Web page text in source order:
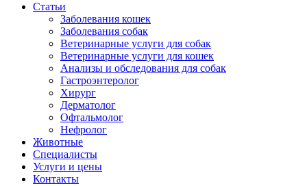
Статьи
Заболевания кошек
Заболевания собак
Ветеринарные услуги для собак
Ветеринарные услуги для кошек
Анализы и обследования для собак
Гастроэнтеролог
Хирург
Дерматолог
Офтальмолог
Нефролог
Животные
Специалисты
Услуги и цены
Контакты